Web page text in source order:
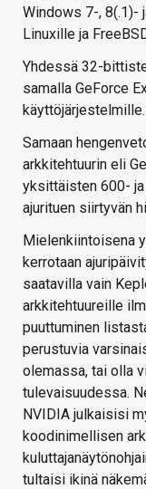
Windows 7-, 8(.1)-
Linuxille ja
Yhdessä 32-
samalla GeForce
käyttöjärjestelmille.
Samaan
arkkitehtuurin eli
yksittäisten 600-
ajurituen siirtyvän
Mielenkiintoisena
kerrotaan
saatavilla vain
arkkitehtuureille
puuttuminen
perustuvia
olemassa, tai olla
tulevaisuudessa.
NVIDIA julkaisisi
koodinimellisen
tultaisi ikinä